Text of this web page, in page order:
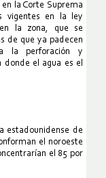
la Corte Suprema
vigentes en la ley
la zona, que se
de que ya padecen
la perforación y
donde el agua es el
estadounidense de
el noroeste
el 85 por